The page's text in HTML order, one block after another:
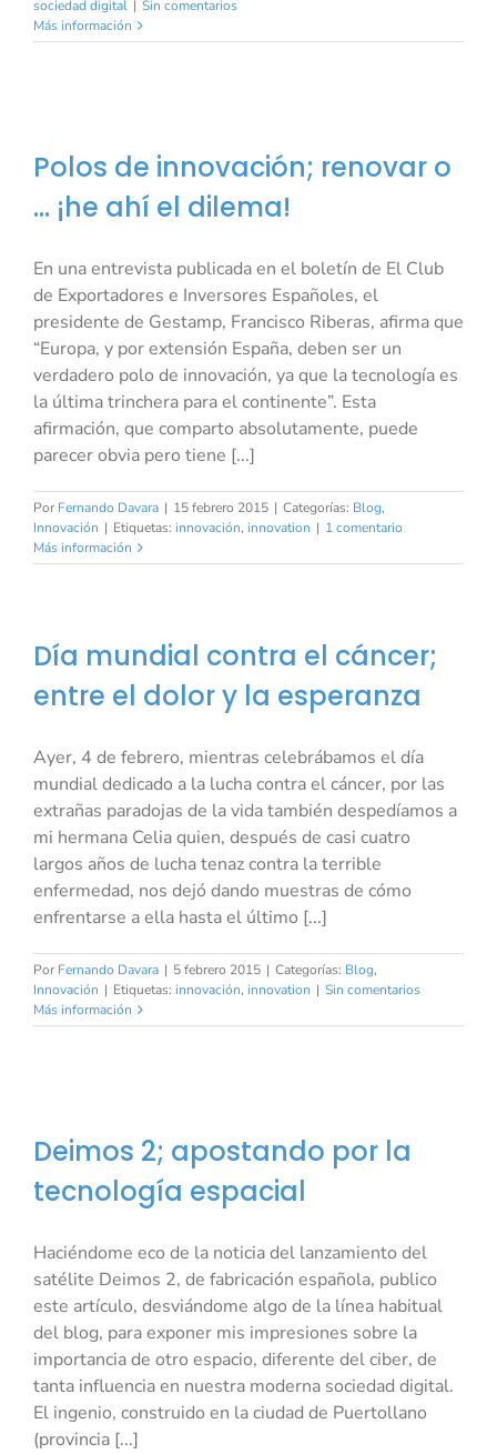
sociedad digital | Sin comentarios
Más información
Polos de innovación; renovar o
… ¡he ahí el dilema!
En una entrevista publicada en el boletín de El Club
de Exportadores e Inversores Españoles, el
presidente de Gestamp, Francisco Riberas, afirma que
“Europa, y por extensión España, deben ser un
verdadero polo de innovación, ya que la tecnología es
la última trinchera para el continente”. Esta
afirmación, que comparto absolutamente, puede
parecer obvia pero tiene [...]
Por Fernando Davara | 15 febrero 2015 | Categorías: Blog,
Innovación | Etiquetas: innovación, innovation | 1 comentario
Más información
Día mundial contra el cáncer;
entre el dolor y la esperanza
Ayer, 4 de febrero, mientras celebrábamos el día
mundial dedicado a la lucha contra el cáncer, por las
extrañas paradojas de la vida también despedíamos a
mi hermana Celia quien, después de casi cuatro
largos años de lucha tenaz contra la terrible
enfermedad, nos dejó dando muestras de cómo
enfrentarse a ella hasta el último [...]
Por Fernando Davara | 5 febrero 2015 | Categorías: Blog,
Innovación | Etiquetas: innovación, innovation | Sin comentarios
Más información
Deimos 2; apostando por la
tecnología espacial
Haciéndome eco de la noticia del lanzamiento del
satélite Deimos 2, de fabricación española, publico
este artículo, desviándome algo de la línea habitual
del blog, para exponer mis impresiones sobre la
importancia de otro espacio, diferente del ciber, de
tanta influencia en nuestra moderna sociedad digital.
El ingenio, construido en la ciudad de Puertollano
(provincia [...]